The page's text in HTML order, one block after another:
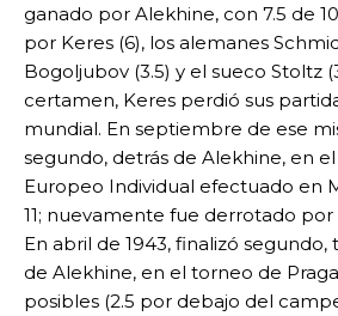
ganado por Alekhine, con 7.5 de
por Keres (6), los alemanes
Bogoljubov (3.5) y el sueco Stoltz
certamen, Keres perdió sus
mundial. En septiembre de ese
segundo, detrás de Alekhine, en
Europeo Individual efectuado en
11; nuevamente fue derrotado por
En abril de 1943, finalizó segundo,
de Alekhine, en el torneo de
posibles (2.5 por debajo del